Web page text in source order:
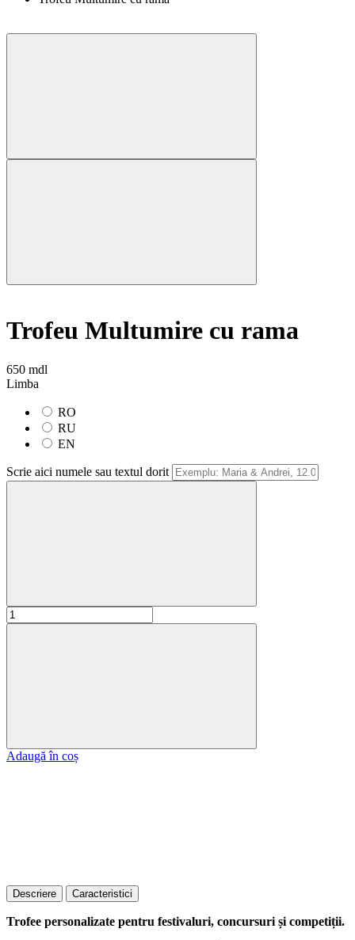
Trofeu Multumire cu rama
650 mdl
Limba
RO
RU
EN
Scrie aici numele sau textul dorit
Adaugă în coș
Descriere Caracteristici
Trofee personalizate pentru festivaluri, concursuri și competiții.